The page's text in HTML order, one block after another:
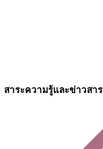
สาระความรู้และข่าวสาร